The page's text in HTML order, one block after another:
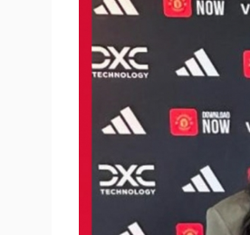
Nhi khoa
Làm đẹp - giảm cân
Phòng mạch online
Cải chính